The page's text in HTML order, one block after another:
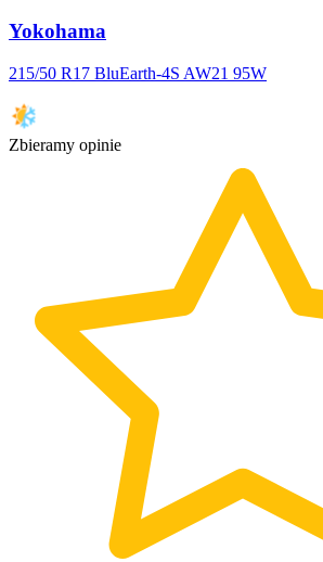
Yokohama
215/50 R17 BluEarth-4S AW21 95W
Zbieramy opinie